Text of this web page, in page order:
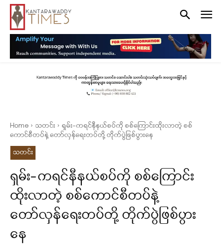
Home သတင်း
ရှမ်း-ကရင်နီနယ်စပ်ကို စစ်ကြောင်းထိုးလာတဲ့ စစ်
ကောင်စီတပ်နဲ့ တော်လှန်ရေးတပ်တို့ တိုက်ပွဲဖြစ်ပွားနေ
သတင်း
ရှမ်း-ကရင်နီနယ်စပ်ကို စစ်ကြောင်း
ထိုးလာတဲ့ စစ်ကောင်စီတပ်နဲ့
တော်လှန်ရေးတပ်တို့ တိုက်ပွဲဖြစ်ပွား
နေ